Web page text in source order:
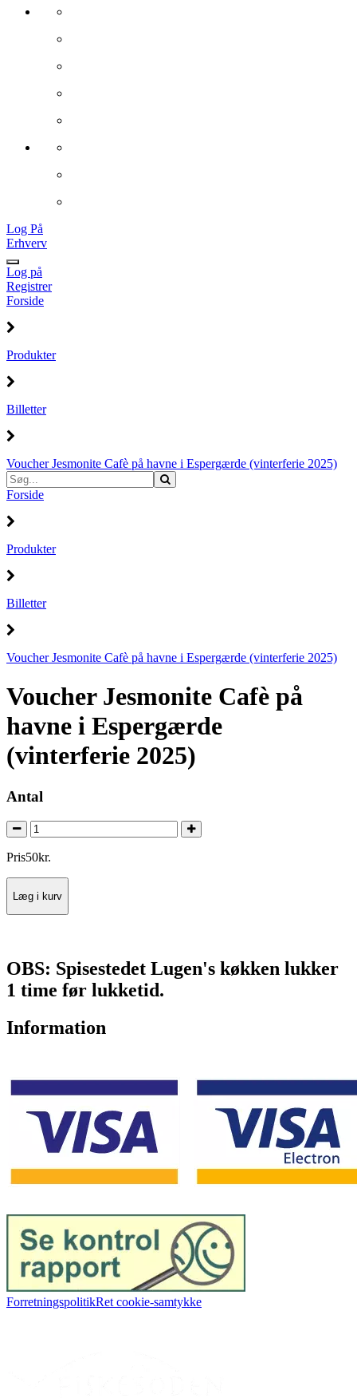
Log På
Erhverv
Log på
Registrer
Forside
Produkter
Billetter
Voucher Jesmonite Cafè på havne i Espergærde (vinterferie 2025)
Forside
Produkter
Billetter
Voucher Jesmonite Cafè på havne i Espergærde (vinterferie 2025)
Voucher Jesmonite Cafè på
havne i Espergærde
(vinterferie 2025)
Antal
Pris50kr.
Læg i kurv
OBS: Spisestedet Lugen's køkken lukker
1 time før lukketid.
Information
ForretningspolitikRet cookie-samtykke